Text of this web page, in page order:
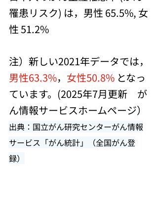
罹患リスク) は，男性 65.5%, 女
性 51.2%
注）新しい2021年データでは，
男性63.3%， 女性50.8% となっ
ています。(2025年7月更新　が
ん情報サービスホームページ）
出典：国立がん研究センターがん情報
サービス「がん統計」（全国がん登
録）